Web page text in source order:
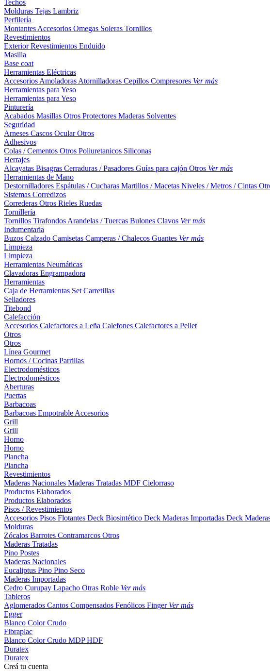
Techos
Molduras Tejas Lambriz
Perfilería
Montantes Accesorios Omegas Soleras Tornillos
Revestimientos
ExteriorRevestimientos Enduido
Masilla
Base coat
Herramientas Eléctricas
Accesorios Amoladoras Atornilladoras Cepillos Compresores Ver más
Herramientas para Yeso
Herramientas para Yeso
Pinturería
Acabados Masillas Otros Protectores Maderas Solventes
Seguridad
Arneses Cascos OcularOtros
Adhesivos
Colas / Cementos Otros Poliuretanicos Siliconas
Herrajes
Alcayatas Bisagras Cerraduras / Pasadores Guías para cajón Otros Ver más
Herramientas de Mano
Destornilladores Espátulas / Cucharas Martillos / Macetas Niveles / Metros / Cintas
Sistemas Corredizos
Correderas Otros Rieles Ruedas
Tornillería
Tornillos Tirafondos Arandelas / Tuercas Bulones Clavos Ver más
Indumentaria
Buzos Calzado Camisetas Camperas / Chalecos Guantes Ver más
Limpieza
Limpieza
Herramientas Neumáticas
Clavadoras Engrampadora
Herramientas
Caja de Herramientas Set Carretillas
Selladores
Titebond
Calefacción
Accesorios Calefactores a Leña Calefones Calefactores a Pellet
Otros
Otros
Línea Gourmet
Hornos / Cocinas Parrillas
Electrodomésticos
Electrodomésticos
Aberturas
Puertas
Barbacoas
Barbacoas Empotrable Accesorios
Grill
Grill
Horno
Horno
Plancha
Plancha
Revestimientos
Maderas Nacionales Maderas Tratadas MDF Cielorraso
Productos Elaborados
Productos Elaborados
Pisos / Revestimientos
Accesorios Pisos Flotantes Deck Biosintético Deck Maderas Importadas Deck
Molduras
Zócalos Barrotes Contramarcos Otros
Maderas Tratadas
Pino Postes
Maderas Nacionales
Eucaliptus Pino Pino Seco
Maderas Importadas
Cedro Curupay Lapacho Otras Roble Ver más
Tableros
Aglomerados Cantos Compensados Fenólicos Finger Ver más
Egger
Blanco ColorCrudo
Fibraplac
Blanco ColorCrudo MDPHDF
Duratex
Duratex
Creá tu cuenta